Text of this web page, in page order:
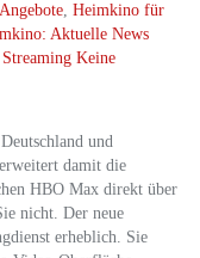
Angebote, Heimkino für
Aktuelle News
Streaming Keine
und
damit die
HBO Max direkt über
nicht. Der neue
erheblich. Sie